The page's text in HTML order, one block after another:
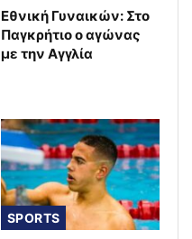
Εθνική Γυναικών: Στο
Παγκρήτιο ο αγώνας
με την Αγγλία
SPORTS